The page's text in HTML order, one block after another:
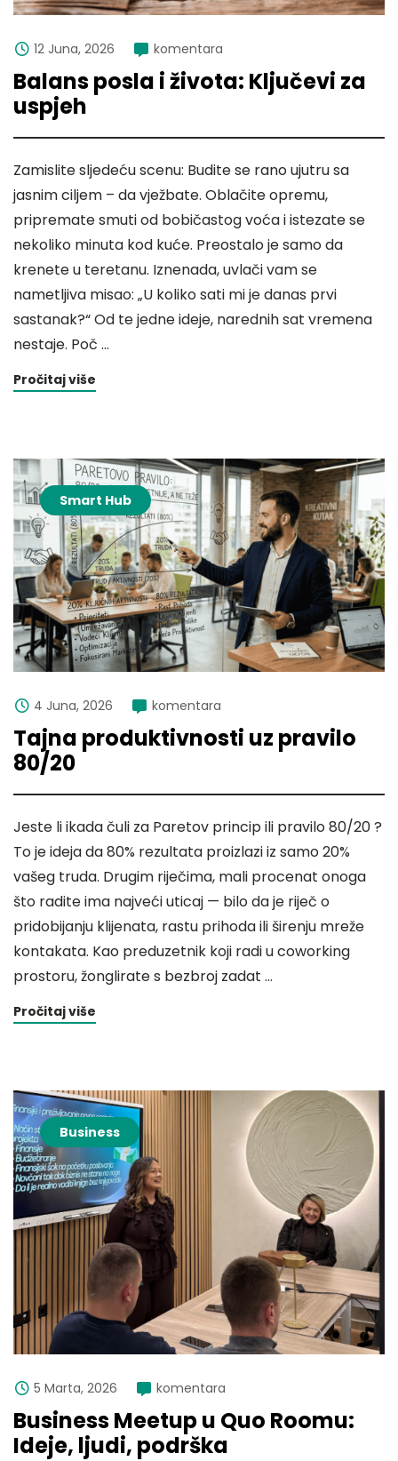
12 Juna, 2026 komentara
Balans posla i života: Ključevi za
uspjeh
Zamislite sljedeću scenu: Budite se rano ujutru sa
jasnim ciljem – da vježbate. Oblačite opremu,
pripremate smuti od bobičastog voća i istezate se
nekoliko minuta kod kuće. Preostalo je samo da
krenete u teretanu. Iznenada, uvlači vam se
nametljiva misao: „U koliko sati mi je danas prvi
sastanak?“ Od te jedne ideje, narednih sat vremena
nestaje. Poč …
Pročitaj više
Smart Hub
4 Juna, 2026 komentara
Tajna produktivnosti uz pravilo
80/20
Jeste li ikada čuli za Paretov princip ili pravilo 80/20 ?
To je ideja da 80% rezultata proizlazi iz samo 20%
vašeg truda. Drugim riječima, mali procenat onoga
što radite ima najveći uticaj — bilo da je riječ o
pridobijanju klijenata, rastu prihoda ili širenju mreže
kontakata. Kao preduzetnik koji radi u coworking
prostoru, žonglirate s bezbroj zadat …
Pročitaj više
Business
5 Marta, 2026 komentara
Business Meetup u Quo Roomu:
Ideje, ljudi, podrška